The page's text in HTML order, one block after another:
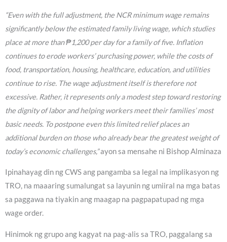
“Even with the full adjustment, the NCR minimum wage remains
significantly below the estimated family living wage, which studies
place at more than ₱1,200 per day for a family of five. Inflation
continues to erode workers’ purchasing power, while the costs of
food, transportation, housing, healthcare, education, and utilities
continue to rise. The wage adjustment itself is therefore not
excessive. Rather, it represents only a modest step toward restoring
the dignity of labor and helping workers meet their families’ most
basic needs. To postpone even this limited relief places an
additional burden on those who already bear the greatest weight of
today’s economic challenges,”ayon sa mensahe ni Bishop Alminaza
Ipinahayag din ng CWS ang pangamba sa legal na implikasyon ng
TRO, na maaaring sumalungat sa layunin ng umiiral na mga batas
sa paggawa na tiyakin ang maagap na pagpapatupad ng mga
wage order.
Hinimok ng grupo ang kagyat na pag-alis sa TRO, paggalang sa